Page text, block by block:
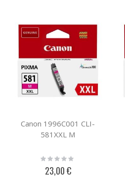
Canon 1996C001 CLI-
581XXL M
Rating:
23,00 €